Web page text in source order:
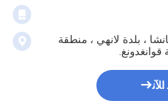
يانشا ، بلدة لانهي ، منطقة